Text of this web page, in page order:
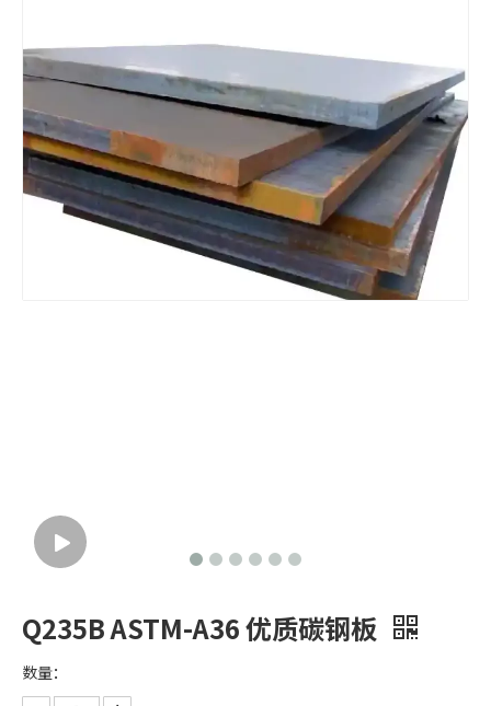
Q235B ASTM-A36 优质碳钢板
数量：